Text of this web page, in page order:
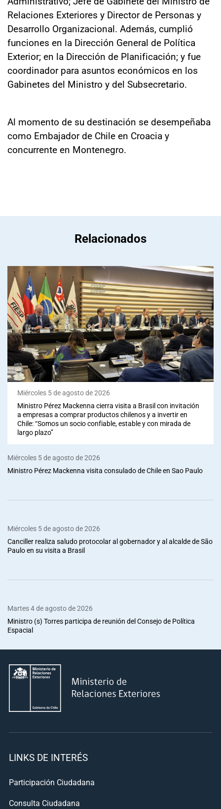
Relaciones Exteriores y Director de Personas y
Desarrollo Organizacional. Además, cumplió
funciones en la Dirección General de Política
Exterior; en la Dirección de Planificación; y fue
coordinador para asuntos económicos en los
Gabinetes del Ministro y del Subsecretario.
Al momento de su destinación se desempeñaba
como Embajador de Chile en Croacia y
concurrente en Montenegro.
Relacionados
Miércoles 5 de agosto de 2026
Ministro Pérez Mackenna cierra visita a Brasil con invitación
a empresas a comprar productos chilenos y a invertir en
Chile: “Somos un socio confiable, estable y con mirada de
largo plazo”
Miércoles 5 de agosto de 2026
Ministro Pérez Mackenna visita consulado de Chile en Sao Paulo
Miércoles 5 de agosto de 2026
Canciller realiza saludo protocolar al gobernador y al alcalde de São
Paulo en su visita a Brasil
Martes 4 de agosto de 2026
Ministro (s) Torres participa de reunión del Consejo de Política
Espacial
LINKS DE INTERÉS
Participación Ciudadana
Consulta Ciudadana